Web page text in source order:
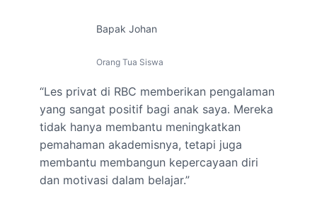
Bapak Johan
Orang Tua Siswa
“Les privat di RBC memberikan pengalaman
yang sangat positif bagi anak saya. Mereka
tidak hanya membantu meningkatkan
pemahaman akademisnya, tetapi juga
membantu membangun kepercayaan diri
dan motivasi dalam belajar.”